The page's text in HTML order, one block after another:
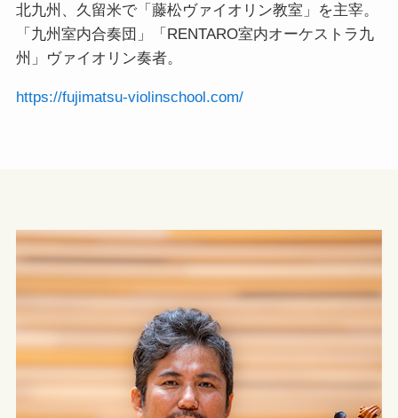
北九州、久留米で「藤松ヴァイオリン教室」を主宰。
「九州室内合奏団」「RENTARO室内オーケストラ九
州」ヴァイオリン奏者。
https://fujimatsu-violinschool.com/